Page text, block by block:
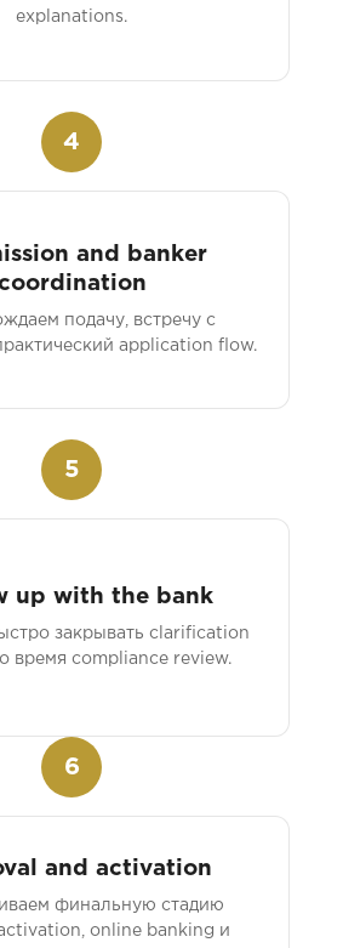
explanations.
4
and banker
подачу, встречу с
application flow.
5
up with the bank
закрывать clarification
время compliance review.
6
and activation
финальную стадию
online banking и